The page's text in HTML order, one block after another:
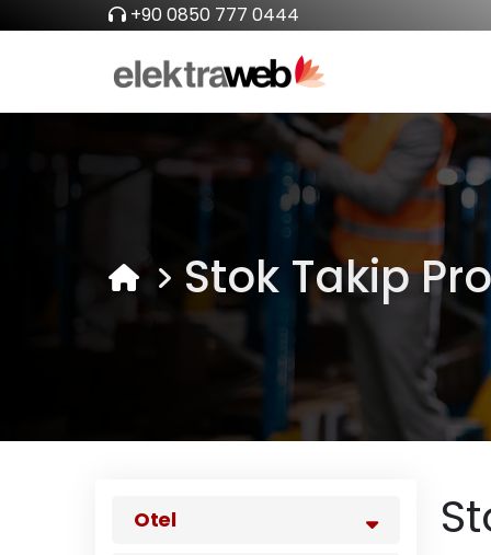
+90 0850 777 0444
Stok Takip
Otel